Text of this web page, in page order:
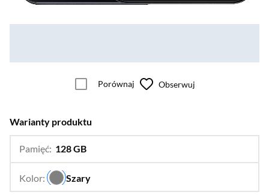
Porównaj Obserwuj
Warianty produktu
Pamięć: 128 GB
Kolor: Szary
…